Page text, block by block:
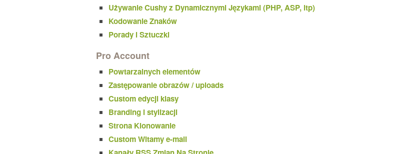
Używanie Cushy z Dynamicznymi Językami (PHP, ASP, itp)
Kodowanie Znaków
Porady i Sztuczki
Pro Account
Powtarzalnych elementów
Zastępowanie obrazów / uploads
Custom edycji klasy
Branding i stylizacji
Strona Klonowanie
Custom Witamy e-mail